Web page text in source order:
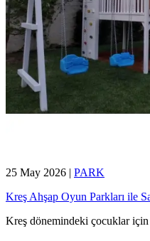
25 May 2026 | PARK
Kreş Ahşap Oyun Parkları ile
Kreş dönemindeki çocuklar için